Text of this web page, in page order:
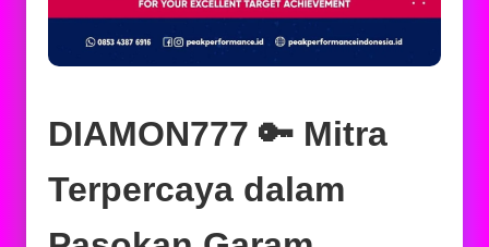
DIAMON777 🔑 Mitra
Terpercaya dalam